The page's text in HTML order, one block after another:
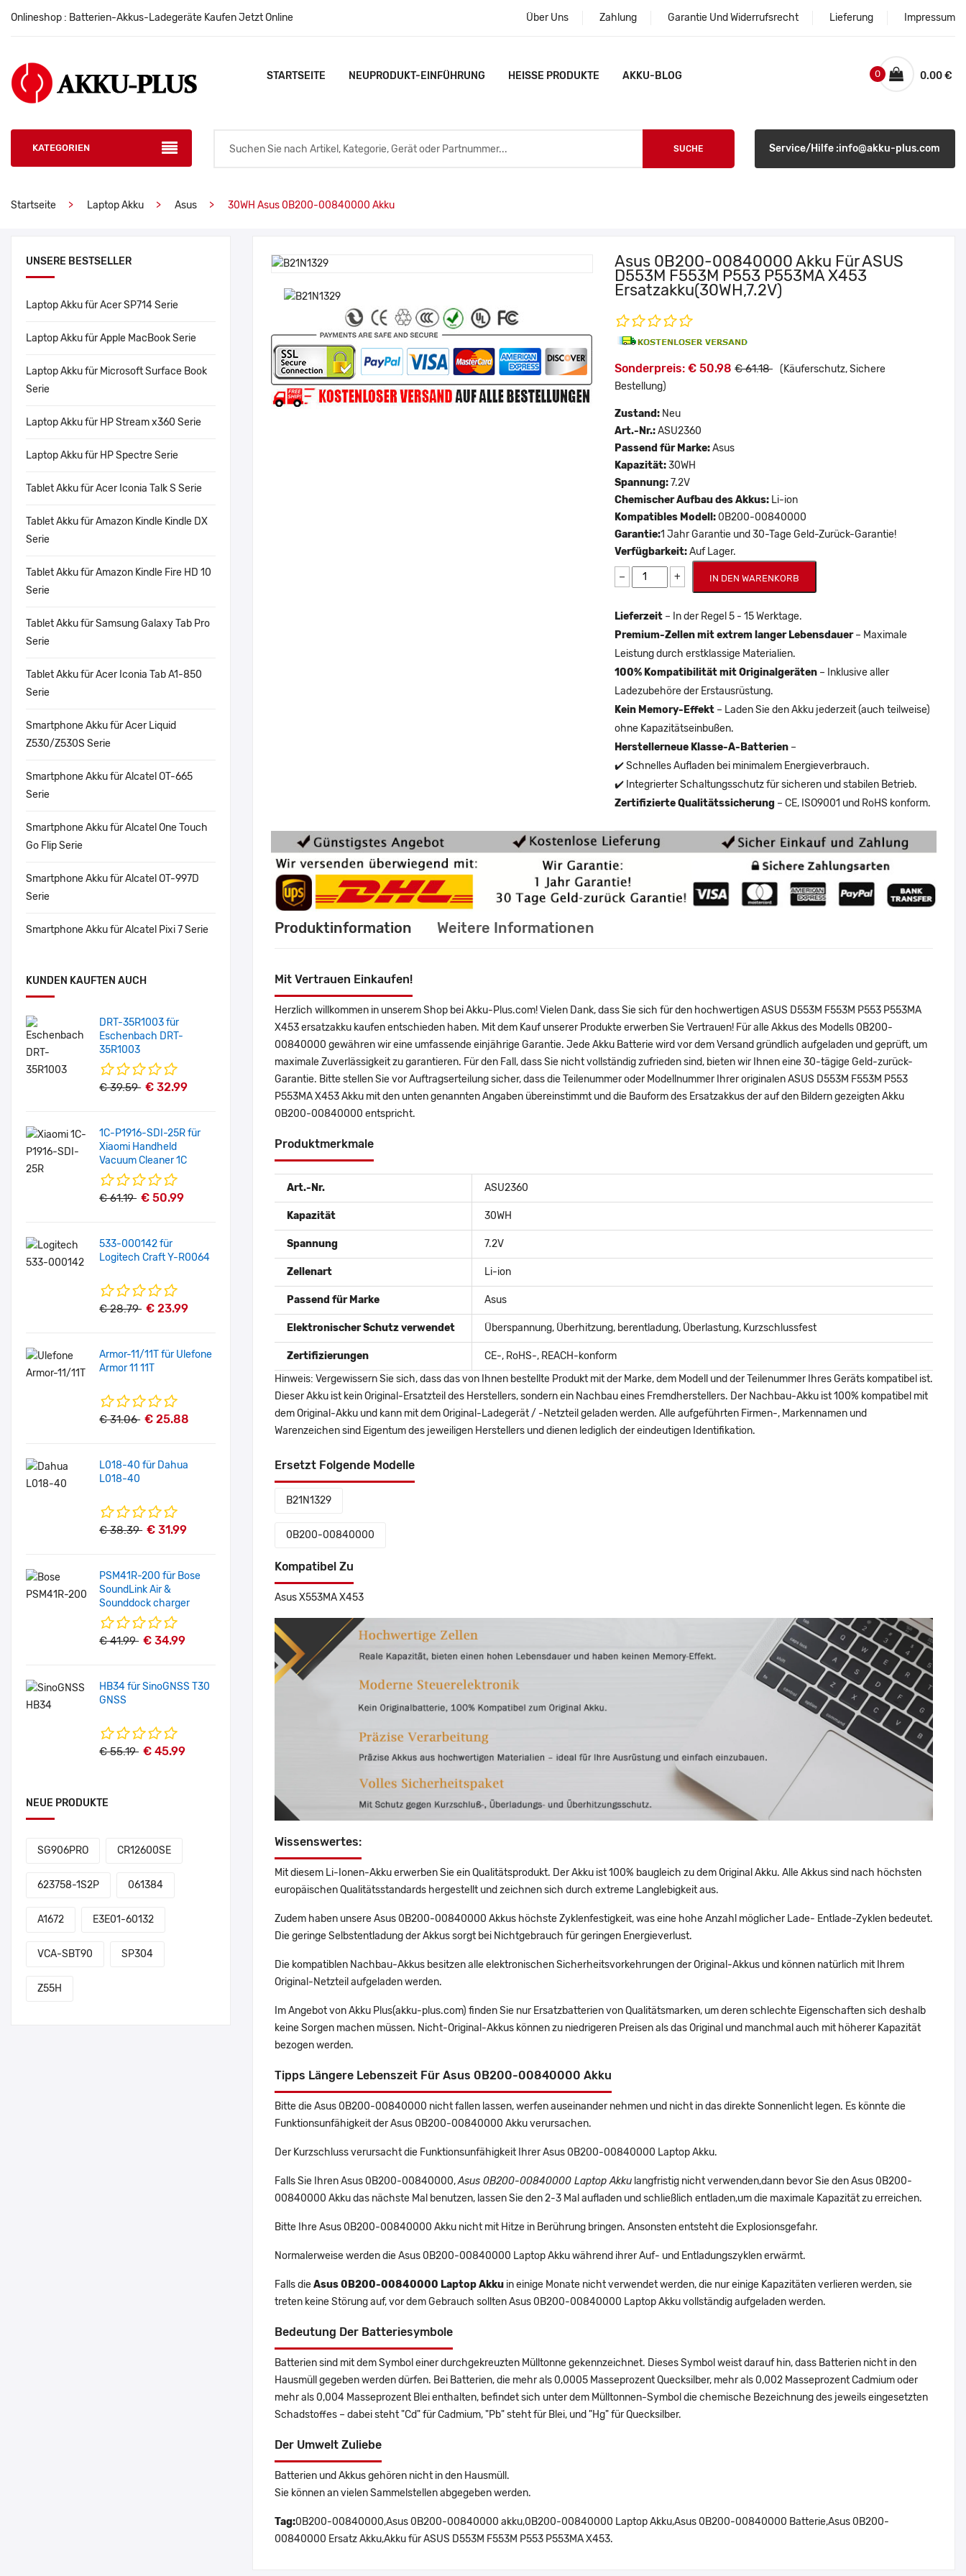
Onlineshop : Batterien-Akkus-Ladegeräte Kaufen Jetzt Online Über Uns Zahlung Garantie Und Widerrufsrecht Lieferung Impressum
STARTSEITE NEUPRODUKT-EINFÜHRUNG HEISSE PRODUKTE AKKU-BLOG 0.00 €
0
KATEGORIEN SUCHE Service/Hilfe :info@akku-plus.com
Startseite Laptop Akku Asus 30WH Asus 0B200-00840000 Akku
UNSERE BESTSELLER
Laptop Akku für Acer SP714 Serie
Laptop Akku für Apple MacBook Serie
Laptop Akku für Microsoft Surface Book
Serie
Laptop Akku für HP Stream x360 Serie
Laptop Akku für HP Spectre Serie
Tablet Akku für Acer Iconia Talk S Serie
Tablet Akku für Amazon Kindle Kindle DX
Serie
Tablet Akku für Amazon Kindle Fire HD 10
Serie
Tablet Akku für Samsung Galaxy Tab Pro
Serie
Tablet Akku für Acer Iconia Tab A1-850
Serie
Smartphone Akku für Acer Liquid
Z530/Z530S Serie
Smartphone Akku für Alcatel OT-665
Serie
Smartphone Akku für Alcatel One Touch
Go Flip Serie
Smartphone Akku für Alcatel OT-997D
Serie
Smartphone Akku für Alcatel Pixi 7 Serie
KUNDEN KAUFTEN AUCH
DRT-35R1003 für
Eschenbach DRT-
35R1003
€ 39.59 € 32.99
1C-P1916-SDI-25R für
Xiaomi Handheld
Vacuum Cleaner 1C
€ 61.19 € 50.99
533-000142 für
Logitech Craft Y-R0064
€ 28.79 € 23.99
Armor-11/11T für Ulefone
Armor 11 11T
€ 31.06 € 25.88
L018-40 für Dahua
L018-40
€ 38.39 € 31.99
PSM41R-200 für Bose
SoundLink Air &
Sounddock charger
€ 41.99 € 34.99
HB34 für SinoGNSS T30
GNSS
€ 55.19 € 45.99
NEUE PRODUKTE
SG906PRO CR12600SE
623758-1S2P 061384
A1672 E3E01-60132
VCA-SBT90 SP304
Z55H
Asus 0B200-00840000 Akku Für ASUS
D553M F553M P553 P553MA X453
Ersatzakku(30WH,7.2V)
Sonderpreis: € 50.98 € 61.18 (Käuferschutz, Sichere
Bestellung)
Zustand: Neu
Art.-Nr.:ASU2360
Passend für Marke:Asus
Kapazität:30WH
Spannung:7.2V
Chemischer Aufbau des Akkus: Li-ion
Kompatibles Modell:0B200-00840000
Garantie:1 Jahr Garantie und 30-Tage Geld-Zurück-Garantie!
Verfügbarkeit:Auf Lager.
− + IN DEN WARENKORB
Lieferzeit – In der Regel 5 - 15 Werktage.
Premium-Zellen mit extrem langer Lebensdauer– Maximale
Leistung durch erstklassige Materialien.
100% Kompatibilität mit Originalgeräten – Inklusive aller
Ladezubehöre der Erstausrüstung.
Kein Memory-Effekt – Laden Sie den Akku jederzeit (auch teilweise)
ohne Kapazitätseinbußen.
Herstellerneue Klasse-A-Batterien –
✔️ Schnelles Aufladen bei minimalem Energieverbrauch.
✔️ Integrierter Schaltungsschutz für sicheren und stabilen Betrieb.
Zertifizierte Qualitätssicherung – CE, ISO9001 und RoHS konform.
Produktinformation Weitere Informationen
Mit Vertrauen Einkaufen!
Herzlich willkommen in unserem Shop bei Akku-Plus.com! Vielen Dank, dass Sie sich für den hochwertigen ASUS D553M F553M P553 P553MA
X453 ersatzakku kaufen entschieden haben. Mit dem Kauf unserer Produkte erwerben Sie Vertrauen! Für alle Akkus des Modells 0B200-
00840000 gewähren wir eine umfassende einjährige Garantie. Jede Akku Batterie wird vor dem Versand gründlich aufgeladen und geprüft, um
maximale Zuverlässigkeit zu garantieren. Für den Fall, dass Sie nicht vollständig zufrieden sind, bieten wir Ihnen eine 30-tägige Geld-zurück-
Garantie. Bitte stellen Sie vor Auftragserteilung sicher, dass die Teilenummer oder Modellnummer Ihrer originalen ASUS D553M F553M P553
P553MA X453 Akku mit den unten genannten Angaben übereinstimmt und die Bauform des Ersatzakkus der auf den Bildern gezeigten Akku
0B200-00840000 entspricht.
Produktmerkmale
Art.-Nr. ASU2360
Kapazität 30WH
Spannung 7.2V
Zellenart Li-ion
Passend für Marke Asus
Elektronischer Schutz verwendet Überspannung, Überhitzung, berentladung, Überlastung, Kurzschlussfest
Zertifizierungen
CE-, RoHS-, REACH-konform
Hinweis: Vergewissern Sie sich, dass das von Ihnen bestellte Produkt mit der Marke, dem Modell und der Teilenummer Ihres Geräts kompatibel ist.
Dieser Akku ist kein Original-Ersatzteil des Herstellers, sondern ein Nachbau eines Fremdherstellers. Der Nachbau-Akku ist 100% kompatibel mit
dem Original-Akku und kann mit dem Original-Ladegerät / -Netzteil geladen werden. Alle aufgeführten Firmen-, Markennamen und
Warenzeichen sind Eigentum des jeweiligen Herstellers und dienen lediglich der eindeutigen Identifikation.
Ersetzt Folgende Modelle
B21N1329
0B200-00840000
Kompatibel Zu
Asus X553MA X453
Wissenswertes:
Mit diesem Li-Ionen-Akku erwerben Sie ein Qualitätsprodukt. Der Akku ist 100% baugleich zu dem Original Akku. Alle Akkus sind nach höchsten
europäischen Qualitätsstandards hergestellt und zeichnen sich durch extreme Langlebigkeit aus.
Zudem haben unsere Asus 0B200-00840000 Akkus höchste Zyklenfestigkeit, was eine hohe Anzahl möglicher Lade- Entlade-Zyklen bedeutet.
Die geringe Selbstentladung der Akkus sorgt bei Nichtgebrauch für geringen Energieverlust.
Die kompatiblen Nachbau-Akkus besitzen alle elektronischen Sicherheitsvorkehrungen der Original-Akkus und können natürlich mit Ihrem
Original-Netzteil aufgeladen werden.
Im Angebot von Akku Plus(akku-plus.com) finden Sie nur Ersatzbatterien von Qualitätsmarken, um deren schlechte Eigenschaften sich deshalb
keine Sorgen machen müssen. Nicht-Original-Akkus können zu niedrigeren Preisen als das Original und manchmal auch mit höherer Kapazität
bezogen werden.
Tipps Längere Lebenszeit Für Asus 0B200-00840000 Akku
Bitte die Asus 0B200-00840000 nicht fallen lassen, werfen auseinander nehmen und nicht in das direkte Sonnenlicht legen. Es könnte die
Funktionsunfähigkeit der Asus 0B200-00840000 Akku verursachen.
Der Kurzschluss verursacht die Funktionsunfähigkeit Ihrer Asus 0B200-00840000 Laptop Akku.
Falls Sie Ihren Asus 0B200-00840000,Asus 0B200-00840000 Laptop Akku langfristig nicht verwenden,dann bevor Sie den Asus 0B200-
00840000 Akku das nächste Mal benutzen, lassen Sie den 2-3 Mal aufladen und schließlich entladen,um die maximale Kapazität zu erreichen.
Bitte Ihre Asus 0B200-00840000 Akku nicht mit Hitze in Berührung bringen. Ansonsten entsteht die Explosionsgefahr.
Normalerweise werden die Asus 0B200-00840000 Laptop Akku während ihrer Auf- und Entladungszyklen erwärmt.
Falls dieAsus 0B200-00840000 Laptop Akku in einige Monate nicht verwendet werden, die nur einige Kapazitäten verlieren werden, sie
treten keine Störung auf, vor dem Gebrauch sollten Asus 0B200-00840000 Laptop Akku vollständig aufgeladen werden.
Bedeutung Der Batteriesymbole
Batterien sind mit dem Symbol einer durchgekreuzten Mülltonne gekennzeichnet. Dieses Symbol weist darauf hin, dass Batterien nicht in den
Hausmüll gegeben werden dürfen. Bei Batterien, die mehr als 0,0005 Masseprozent Quecksilber, mehr als 0,002 Masseprozent Cadmium oder
mehr als 0,004 Masseprozent Blei enthalten, befindet sich unter dem Mülltonnen-Symbol die chemische Bezeichnung des jeweils eingesetzten
Schadstoffes – dabei steht "Cd" für Cadmium, "Pb" steht für Blei, und "Hg" für Quecksilber.
Der Umwelt Zuliebe
Batterien und Akkus gehören nicht in den Hausmüll.
Sie können an vielen Sammelstellen abgegeben werden.
Tag:0B200-00840000,Asus 0B200-00840000 akku,0B200-00840000 Laptop Akku,Asus 0B200-00840000 Batterie,Asus 0B200-
00840000 Ersatz Akku,Akku für ASUS D553M F553M P553 P553MA X453.